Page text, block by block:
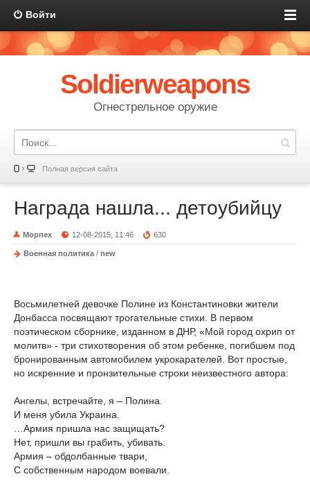
Войти
Soldierweapons
Огнестрельное оружие
Полная версия сайта
Награда нашла... детоубийцу
Морпех 12-08-2015, 11:46 630
Военная политика / new
Восьмилетней девочке Полине из Константиновки жители
Донбасса посвящают трогательные стихи. В первом
поэтическом сборнике, изданном в ДНР, «Мой город охрип от
молитв» - три стихотворения об этом ребенке, погибшем под
бронированным автомобилем укрокарателей. Вот простые,
но искренние и пронзительные строки неизвестного автора:
Ангелы, встречайте, я – Полина.
И меня убила Украина.
…Армия пришла нас защищать?
Нет, пришли вы грабить, убивать.
Армия – обдолбанные твари,
С собственным народом воевали.